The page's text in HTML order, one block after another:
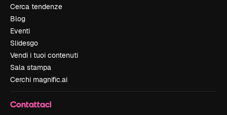
Cerca tendenze
Blog
Eventi
Slidesgo
Vendi i tuoi contenuti
Sala stampa
Cerchi magnific.ai
Contattaci